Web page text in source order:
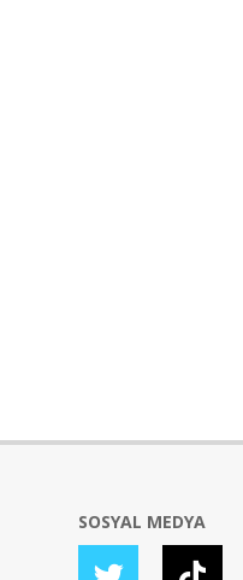
SOSYAL MEDYA